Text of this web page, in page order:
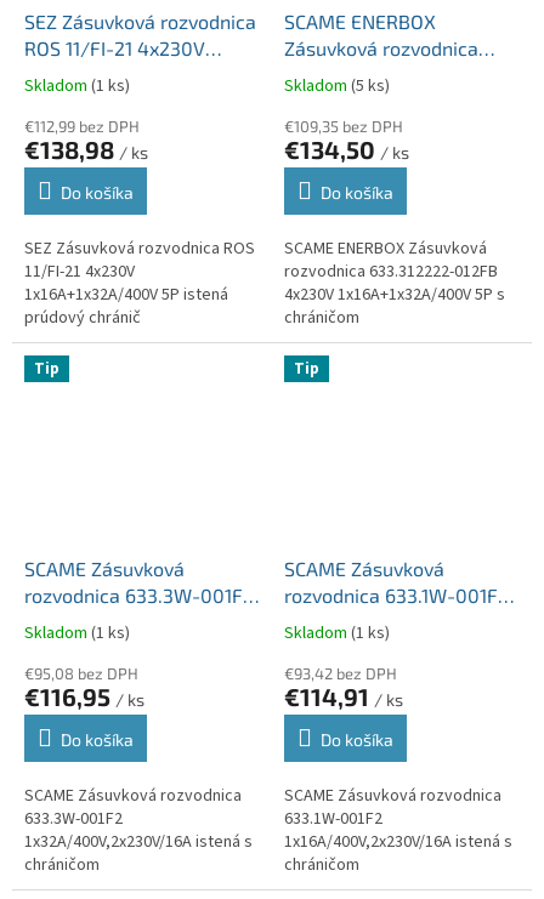
SEZ Zásuvková rozvodnica
ROS 11/FI-21 4x230V
1x16A+1x32A/400V 5P
istená prúdový chránič
Skladom (1 ks)
€112,99 bez DPH
€138,98 / ks
Do košíka
SEZ Zásuvková rozvodnica ROS
11/FI-21 4x230V
1x16A+1x32A/400V 5P istená
prúdový chránič
SCAME ENERBOX
Zásuvková rozvodnica
633.312222-012FB 4x230V
1x16A+1x32A/400V 5P s
chráničom
Skladom (5 ks)
€109,35 bez DPH
€134,50 / ks
Do košíka
SCAME ENERBOX Zásuvková
rozvodnica 633.312222-012FB
4x230V 1x16A+1x32A/400V 5P s
chráničom
Tip
SCAME Zásuvková
rozvodnica 633.3W-001F2
1x32A/400V,2x230V/16A
istená s chráničom
Skladom (1 ks)
€95,08 bez DPH
€116,95 / ks
Do košíka
SCAME Zásuvková rozvodnica
633.3W-001F2
1x32A/400V,2x230V/16A istená s
chráničom
Tip
SCAME Zásuvková
rozvodnica 633.1W-001F2
1x16A/400V,2x230V/16A
istená s chráničom
Skladom (1 ks)
€93,42 bez DPH
€114,91 / ks
Do košíka
SCAME Zásuvková rozvodnica
633.1W-001F2
1x16A/400V,2x230V/16A istená s
chráničom